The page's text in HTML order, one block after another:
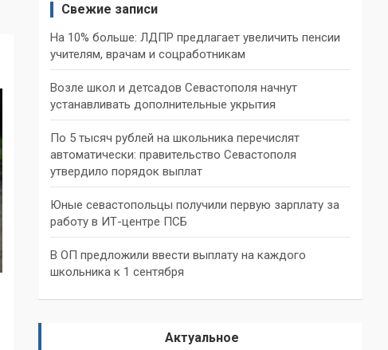
Свежие записи
На 10% больше: ЛДПР предлагает увеличить пенсии
учителям, врачам и соцработникам
Возле школ и детсадов Севастополя начнут
устанавливать дополнительные укрытия
По 5 тысяч рублей на школьника перечислят
автоматически: правительство Севастополя
утвердило порядок выплат
Юные севастопольцы получили первую зарплату за
работу в ИТ-центре ПСБ
В ОП предложили ввести выплату на каждого
школьника к 1 сентября
Актуальное